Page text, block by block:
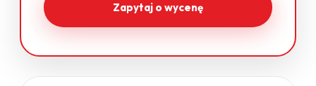
Zapytaj o wycenę